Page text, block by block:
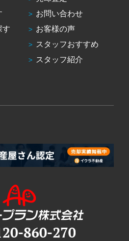
す
お問い合わせ
お客様の声
スタッフおすすめ
スタッフ紹介